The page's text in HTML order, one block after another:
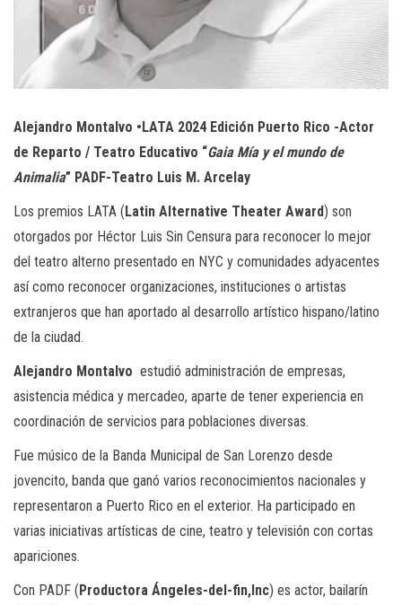
Alejandro Montalvo •LATA 2024 Edición Puerto Rico -Actor
de Reparto / Teatro Educativo “Gaia Mía y el mundo de
Animalia” PADF-Teatro Luis M. Arcelay
Los premios LATA (Latin Alternative Theater Award) son
otorgados por Héctor Luis Sin Censura para reconocer lo mejor
del teatro alterno presentado en NYC y comunidades adyacentes
así como reconocer organizaciones, instituciones o artistas
extranjeros que han aportado al desarrollo artístico hispano/latino
de la ciudad.
Alejandro Montalvo estudió administración de empresas,
asistencia médica y mercadeo, aparte de tener experiencia en
coordinación de servicios para poblaciones diversas.
Fue músico de la Banda Municipal de San Lorenzo desde
jovencito, banda que ganó varios reconocimientos nacionales y
representaron a Puerto Rico en el exterior. Ha participado en
varias iniciativas artísticas de cine, teatro y televisión con cortas
apariciones.
Con PADF (Productora Ángeles-del-fin,Inc) es actor, bailarín